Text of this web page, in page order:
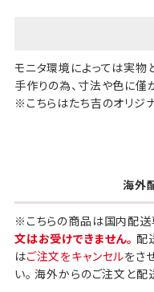
モニタ環境によっては実物
手作りの為、寸法や色に僅
※こちらはたち吉のオリジ
海外
※こちらの商品は国内配送
文はお受けできません。 配
はご注文をキャンセルをさ
い。 海外からのご注文と配